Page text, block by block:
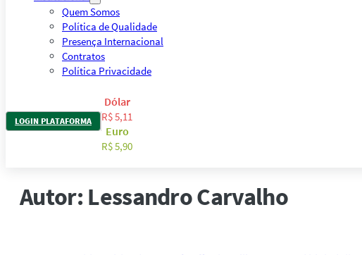
Quem Somos
Política de Qualidade
Presença Internacional
Contratos
Política Privacidade
LOGIN PLATAFORMA
Dólar
R$ 5,11
Euro
R$ 5,90
Autor: Lessandro Carvalho